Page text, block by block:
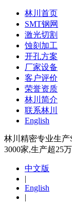
林川首页
SMT钢网
激光切割
蚀刻加工
开孔方案
厂家设备
客户评价
荣誉资质
林川简介
联系林川
English
林川精密专业生
3000家,生产超25
中文版
|
English
|